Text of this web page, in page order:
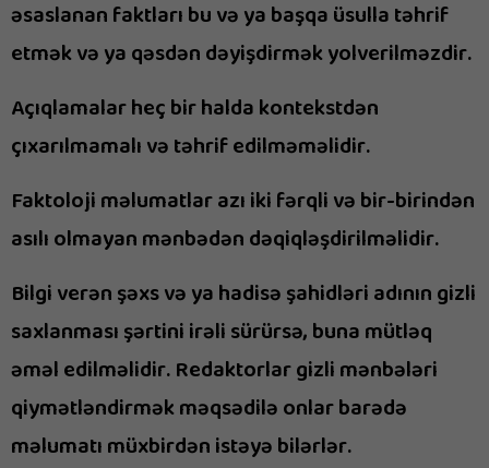
əsaslanan faktları bu və ya başqa üsulla təhrif
etmək və ya qəsdən dəyişdirmək yolverilməzdir.
Açıqlamalar heç bir halda kontekstdən
çıxarılmamalı və təhrif edilməməlidir.
Faktoloji məlumatlar azı iki fərqli və bir-birindən
asılı olmayan mənbədən dəqiqləşdirilməlidir.
Bilgi verən şəxs və ya hadisə şahidləri adının gizli
saxlanması şərtini irəli sürürsə, buna mütləq
əməl edilməlidir. Redaktorlar gizli mənbələri
qiymətləndirmək məqsədilə onlar barədə
məlumatı müxbirdən istəyə bilərlər.